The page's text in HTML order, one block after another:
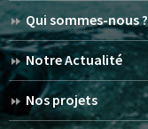
Qui sommes-nous ?
Notre Actualité
Nos projets